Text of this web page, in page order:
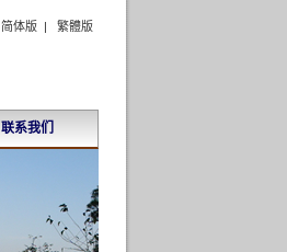
简体版 | 繁體版
联系我们